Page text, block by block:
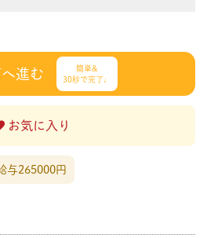
進む
簡単&
30秒で完了♩
お気に入り
与265000円